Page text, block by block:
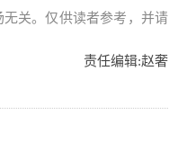
关。仅供读者参考，并请
责任编辑:赵奢